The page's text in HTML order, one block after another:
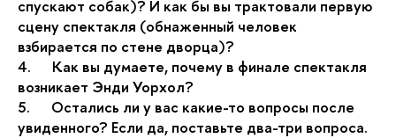
спускают собак)? И как бы вы трактовали первую
сцену спектакля (обнаженный человек
взбирается по стене дворца)?
4. Как вы думаете, почему в финале спектакля
возникает Энди Уорхол?
5. Остались ли у вас какие-то вопросы после
увиденного? Если да, поставьте два-три вопроса.